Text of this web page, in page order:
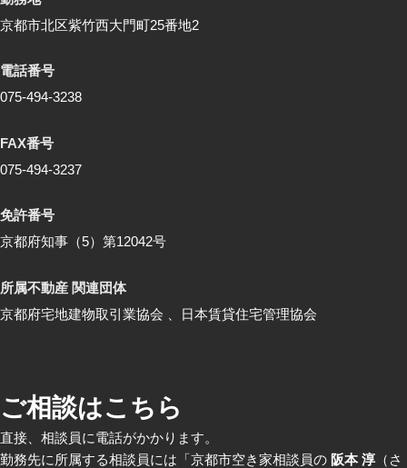
京都市北区紫竹西大門町25番地2
電話番号
075-494-3238
FAX番号
075-494-3237
免許番号
京都府知事（5）第12042号
所属不動産 関連団体
京都府宅地建物取引業協会 、日本賃貸住宅管理協会
ご相談はこちら
直接、相談員に電話がかかります。
勤務先に所属する相談員には「京都市空き家相談員の 阪本 淳 （さ